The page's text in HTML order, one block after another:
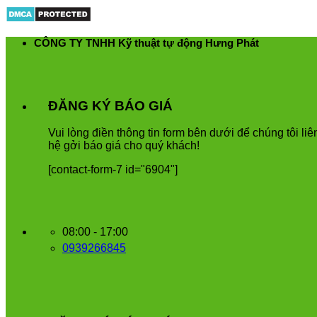
content
CÔNG TY TNHH Kỹ thuật tự động Hưng Phát
ĐĂNG KÝ BÁO GIÁ
Vui òng điền thông tin form bên dưới để chúng tôi liê
hệ gởi báo giá cho quý khách!
[contact-form-7 id="6904"]
08:00 - 17:00
0939266845